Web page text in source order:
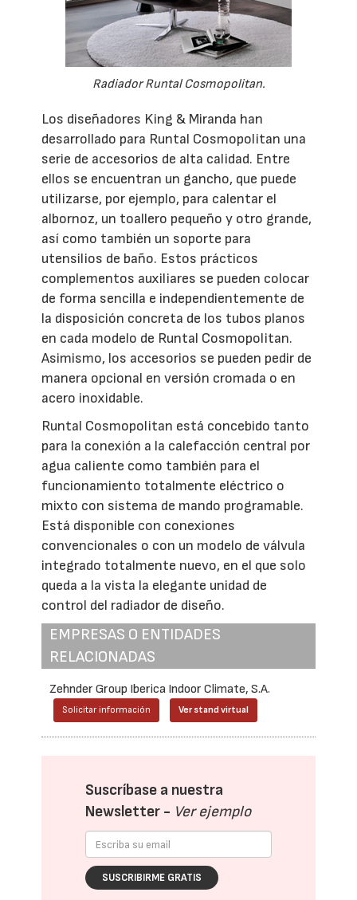
Radiador Runtal Cosmopolitan.
Los diseñadores King & Miranda han
desarrollado para Runtal Cosmopolitan una
serie de accesorios de alta calidad. Entre
ellos se encuentran un gancho, que puede
utilizarse, por ejemplo, para calentar el
albornoz, un toallero pequeño y otro grande,
así como también un soporte para
utensilios de baño. Estos prácticos
complementos auxiliares se pueden colocar
de forma sencilla e independientemente de
la disposición concreta de los tubos planos
en cada modelo de Runtal Cosmopolitan.
Asimismo, los accesorios se pueden pedir de
manera opcional en versión cromada o en
acero inoxidable.
Runtal Cosmopolitan está concebido tanto
para la conexión a la calefacción central por
agua caliente como también para el
funcionamiento totalmente eléctrico o
mixto con sistema de mando programable.
Está disponible con conexiones
convencionales o con un modelo de válvula
integrado totalmente nuevo, en el que solo
queda a la vista la elegante unidad de
control del radiador de diseño.
EMPRESAS O ENTIDADES
RELACIONADAS
Zehnder Group Iberica Indoor Climate, S.A.
Solicitar información Ver stand virtual
Suscríbase a nuestra
Newsletter - Ver ejemplo
SUSCRIBIRME GRATIS